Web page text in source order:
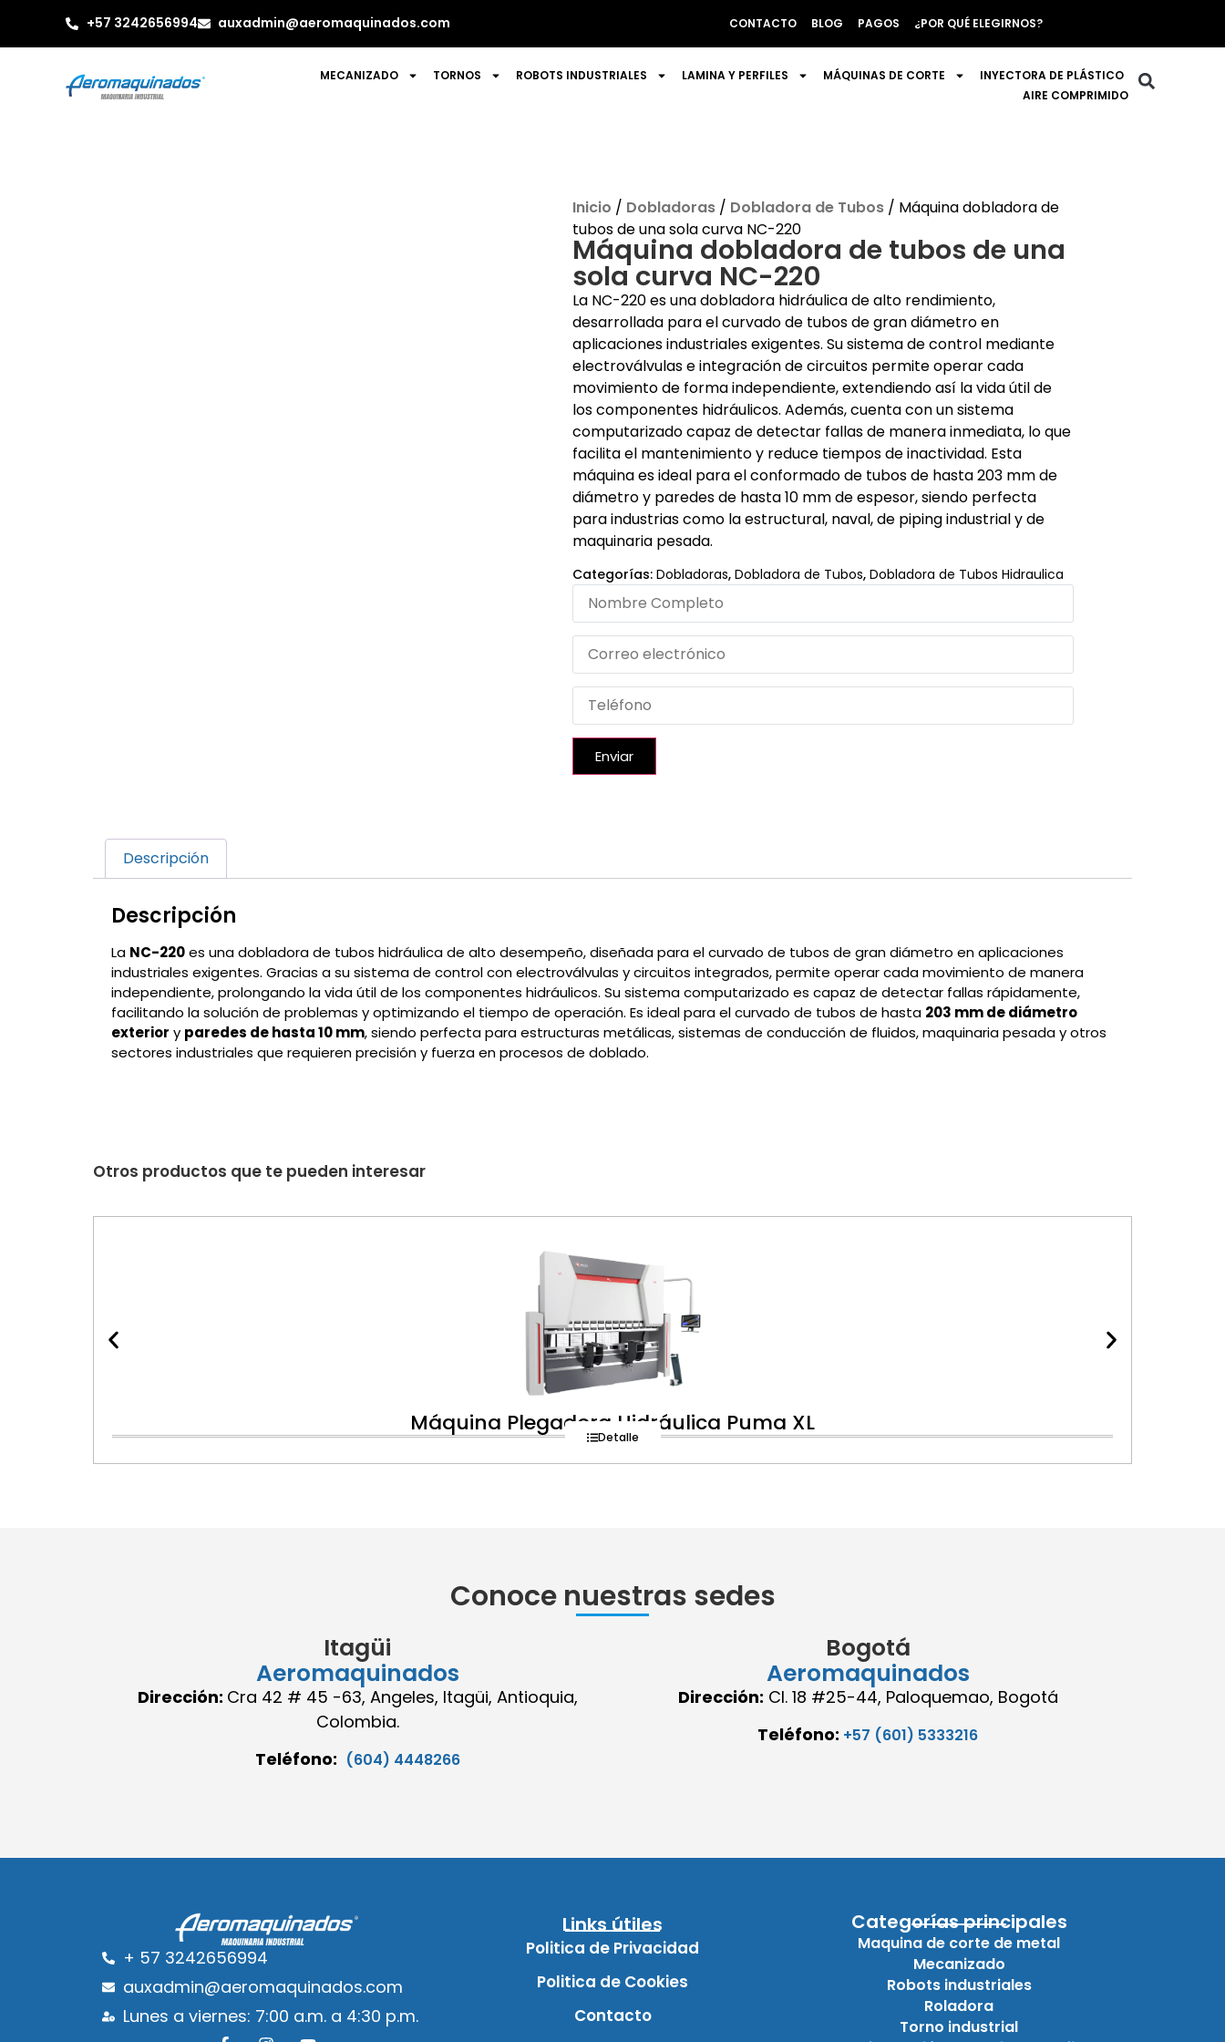
+57 3242656994 auxadmin@aeromaquinados.com CONTACTO BLOG PAGOS ¿POR QUÉ ELEGIRNOS?
MECANIZADO TORNOS ROBOTS INDUSTRIALES LAMINA Y PERFILES MÁQUINAS DE CORTE
INYECTORA DE PLÁSTICO
AIRE COMPRIMIDO
Inicio / Dobladoras/ Dobladora de Tubos/ Máquina dobladora de
tubos de una sola curva NC-220
Máquina dobladora de tubos de una
sola curva NC-220
La NC-220 es una dobladora hidráulica de alto rendimiento,
desarrollada para el curvado de tubos de gran diámetro en
aplicaciones industriales exigentes. Su sistema de control mediante
electroválvulas e integración de circuitos permite operar cada
movimiento de forma independiente, extendiendo así la vida útil de
los componentes hidráulicos. Además, cuenta con un sistema
computarizado capaz de detectar fallas de manera inmediata, lo que
facilita el mantenimiento y reduce tiempos de inactividad. Esta
máquina es ideal para el conformado de tubos de hasta 203 mm de
diámetro y paredes de hasta 10 mm de espesor, siendo perfecta
para industrias como la estructural, naval, de piping industrial y de
maquinaria pesada.
Categorías: Dobladoras, Dobladora de Tubos, Dobladora de Tubos Hidraulica
Enviar
Descripción
Descripción
La NC-220es una dobladora de tubos hidráulica de alto desempeño, diseñada para el curvado de tubos de gran diámetro en aplicaciones
industriales exigentes. Gracias a su sistema de control con electroválvulas y circuitos integrados, permite operar cada movimiento de manera
independiente, prolongando la vida útil de los componentes hidráulicos. Su sistema computarizado es capaz de detectar fallas rápidamente,
facilitando la solución de problemas y optimizando el tiempo de operación. Es ideal para el curvado de tubos de hasta 203 mm de diámetro
exterior y paredes de hasta 10 mm, siendo perfecta para estructuras metálicas, sistemas de conducción de fluidos, maquinaria pesada y otros
sectores industriales que requieren precisión y fuerza en procesos de doblado.
Otros productos que te pueden interesar
Máquina Plegadora Hidráulica Puma XL
Detalle
Conoce nuestras sedes
Itagüi
Aeromaquinados
Dirección: Cra 42 # 45 -63, Angeles, Itagüi, Antioquia,
Colombia.
Teléfono: (604) 4448266
Bogotá
Aeromaquinados
Dirección: Cl. 18 #25-44, Paloquemao, Bogotá
Teléfono: +57 (601) 5333216
+ 57 3242656994
auxadmin@aeromaquinados.com
Lunes a viernes: 7:00 a.m. a 4:30 p.m.
Links útiles
Politica de Privacidad
Politica de Cookies
Contacto
Categorías principales
Maquina de corte de metal
Mecanizado
Robots industriales
Roladora
Torno industrial